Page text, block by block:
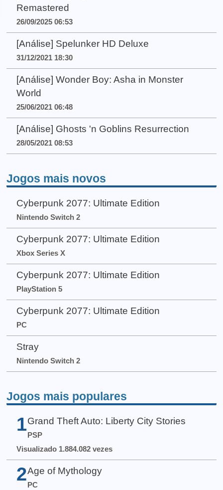
Remastered
26/09/2025 06:53
[Análise] Spelunker HD Deluxe
31/12/2021 18:30
[Análise] Wonder Boy: Asha in Monster
World
25/06/2021 06:48
[Análise] Ghosts 'n Goblins Resurrection
28/05/2021 08:53
Jogos mais novos
Cyberpunk 2077: Ultimate Edition
Nintendo Switch 2
Cyberpunk 2077: Ultimate Edition
Xbox Series X
Cyberpunk 2077: Ultimate Edition
PlayStation 5
Cyberpunk 2077: Ultimate Edition
PC
Stray
Nintendo Switch 2
Jogos mais populares
1 Grand Theft Auto: Liberty City Stories
PSP
Visualizado 1.884.082 vezes
2 Age of Mythology
PC